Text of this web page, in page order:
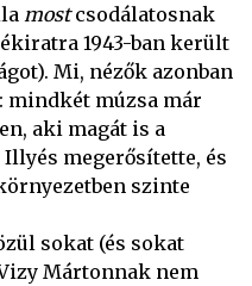
mostcsodálatosnak
1943-ban került
Mi, nézők azonban
múzsa már
aki magát is a
megerősítette, és
szinte
sokat (és sokat
Mártonnak nem